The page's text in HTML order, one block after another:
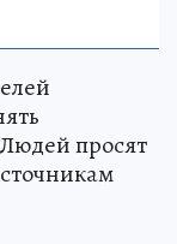
просят